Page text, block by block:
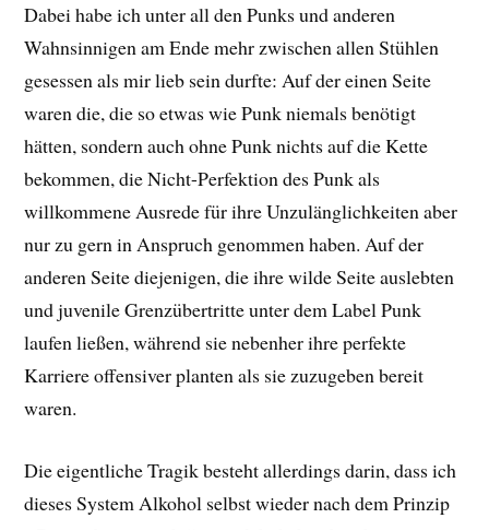
Dabei habe ich unter all den Punks und anderen
Wahnsinnigen am Ende mehr zwischen allen Stühlen
gesessen als mir lieb sein durfte: Auf der einen Seite
waren die, die so etwas wie Punk niemals benötigt
hätten, sondern auch ohne Punk nichts auf die Kette
bekommen, die Nicht-Perfektion des Punk als
willkommene Ausrede für ihre Unzulänglichkeiten aber
nur zu gern in Anspruch genommen haben. Auf der
anderen Seite diejenigen, die ihre wilde Seite auslebten
und juvenile Grenzübertritte unter dem Label Punk
laufen ließen, während sie nebenher ihre perfekte
Karriere offensiver planten als sie zuzugeben bereit
waren.
Die eigentliche Tragik besteht allerdings darin, dass ich
dieses System Alkohol selbst wieder nach dem Prinzip